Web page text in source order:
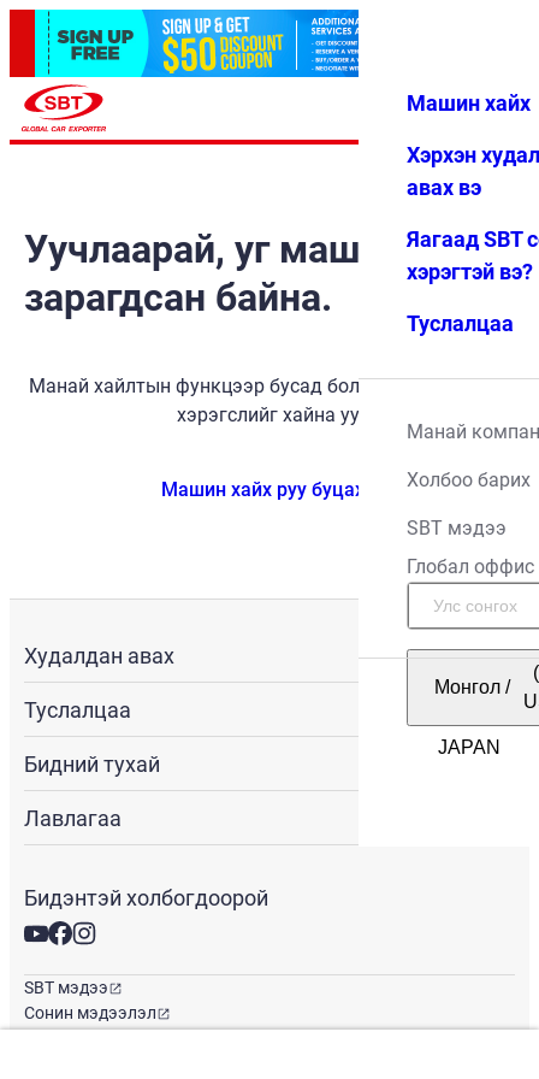
Дуртай Цэс
Машин хайх
Хэрхэн
авах вэ
Яагаад SBT
хэрэгтэй вэ?
Туслалцаа
Манай
Холбоо барих
SBT мэдээ
Глобал оффис
Монгол /
Уучлаарай, уг машин
зарагдсан байна.
Манай хайлтын функцээр бусад боломжит тээврийн
хэрэгслийг хайна уу.
Машин хайх руу буцах
Худалдан авах
Туслалцаа
Бидний тухай
Лавлагаа
Бидэнтэй холбогдоорой
SBT мэдээ
Сонин мэдээлэл